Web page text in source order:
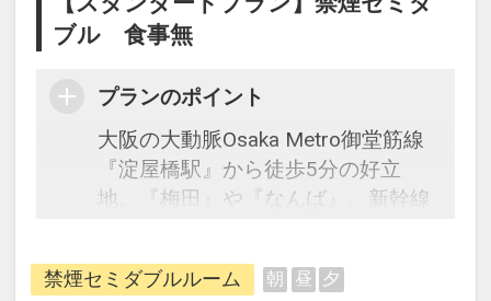
ブル 食事無
プランのポイント
大阪の大動脈Osaka Metro御堂筋線
『淀屋橋駅』から徒歩5分の好立
地。『梅田』や『なんば』、新幹線
た京阪電車の始発駅でもあるので京
都観光の拠点としても◎ レトロモ
禁煙セミダブルルーム 朝 昼 夕